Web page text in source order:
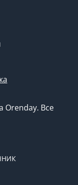
Orenday. Все